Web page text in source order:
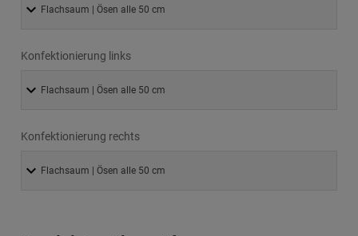
Konfektionierung links
Konfektionierung rechts